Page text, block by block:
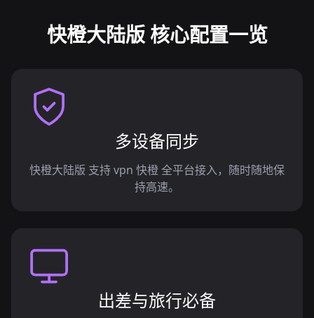
快橙大陆版 核心配置一览
多设备同步
快橙大陆版 支持 vpn 快橙 全平台接入，随时随地保
持高速。
出差与旅行必备